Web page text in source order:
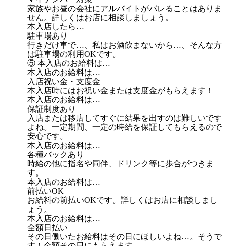
家族やお昼の会社にアルバイトがバレることはありま
せん。詳しくはお店に相談しましょう。
本入店したら…
駐車場あり
行きだけ車で…、私はお酒飲まないから…、そんな方
は駐車場の利用OKです。
⑤ 本入店のお給料は…
本入店のお給料は…
入店祝い金・支度金
本入店時にはお祝い金または支度金がもらえます！
本入店のお給料は…
保証制度あり
入店または移店してすぐに結果を出すのは難しいです
よね。一定期間、一定の時給を保証してもらえるので
安心です。
本入店のお給料は…
各種バックあり
時給の他に指名や同伴、ドリンク等に歩合がつきま
す。
本入店のお給料は…
前払いOK
お給料の前払いOKです。詳しくはお店に相談しまし
ょう。
本入店のお給料は…
全額日払い
その日働いたお給料はその日にほしいよね…。そうで